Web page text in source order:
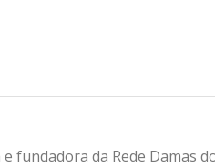
fundadora da Rede Damas